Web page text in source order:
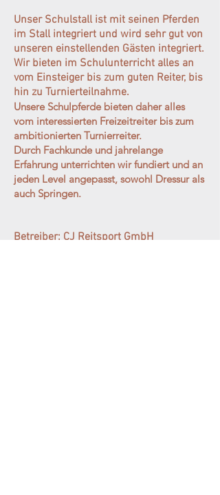
Unser Schulstall ist mit seinen Pferden
im Stall integriert und wird sehr gut von
unseren einstellenden Gästen integriert.
Wir bieten im Schulunterricht alles an
vom Einsteiger bis zum guten Reiter, bis
hin zu Turnierteilnahme.
Unsere Schulpferde bieten daher alles
vom interessierten Freizeitreiter bis zum
ambitionierten Turnierreiter.
Durch Fachkunde und jahrelange
Erfahrung unterrichten wir fundiert und an
jeden Level angepasst, sowohl Dressur als
auch Springen.
Betreiber: CJ Reitsport GmbH